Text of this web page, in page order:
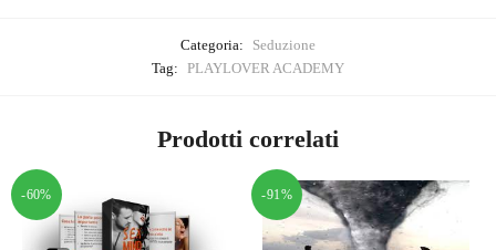
Categoria:
Seduzione
Tag: PLAYLOVER ACADEMY
Prodotti correlati
-60% -91%